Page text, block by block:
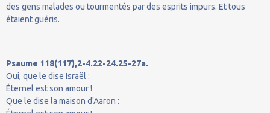
des gens malades ou tourmentés par des esprits impurs. Et tous
étaient guéris.
Psaume 118(117),2-4.22-24.25-27a.
Oui, que le dise Israël :
Éternel est son amour !
Que le dise la maison d'Aaron :